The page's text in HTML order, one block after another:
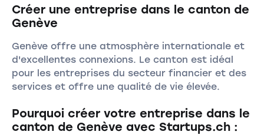
Créer une entreprise dans le canton de
Genève
Genève offre une atmosphère internationale et
d'excellentes connexions. Le canton est idéal
pour les entreprises du secteur financier et des
services et offre une qualité de vie élevée.
Pourquoi créer votre entreprise dans le
canton de Genève avec Startups.ch :